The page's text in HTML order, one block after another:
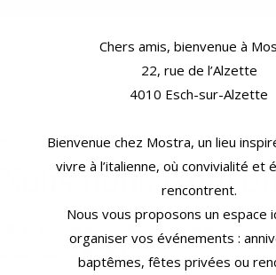
September 14, 2022 News
Nous nous
Notre restaurant se trouve dans une zone
chalereuse à Niederkorn
Chers amis, bienvenue à
22, rue de l’Alzette
4010 Esch-sur-Alzette
Bienvenue chez Mostra, un lieu
vivre à l’italienne, où convivialité et
rencontrent.
Nous vous proposons un espace
organiser vos événements :
baptêmes, fêtes privées ou